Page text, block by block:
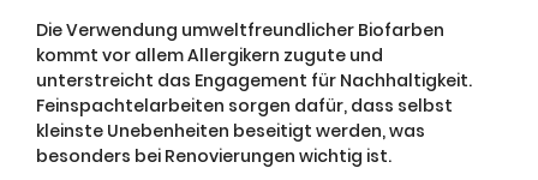
Die Verwendung umweltfreundlicher Biofarben
kommt vor allem Allergikern zugute und
unterstreicht das Engagement für Nachhaltigkeit.
Feinspachtelarbeiten sorgen dafür, dass selbst
kleinste Unebenheiten beseitigt werden, was
besonders bei Renovierungen wichtig ist.